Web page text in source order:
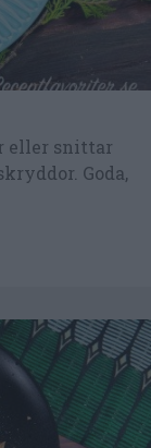
eller snittar
Goda,